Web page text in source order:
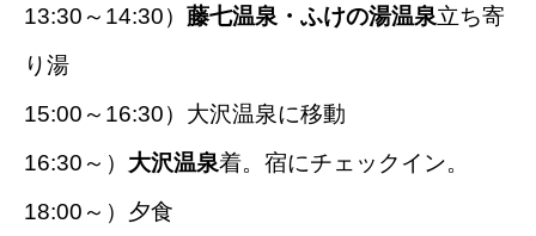
13:30～14:30） 藤七温泉・ふけの湯温泉立ち寄
り湯
15:00～16:30）大沢温泉に移動
16:30～） 大沢温泉着。宿にチェックイン。
18:00～）夕食